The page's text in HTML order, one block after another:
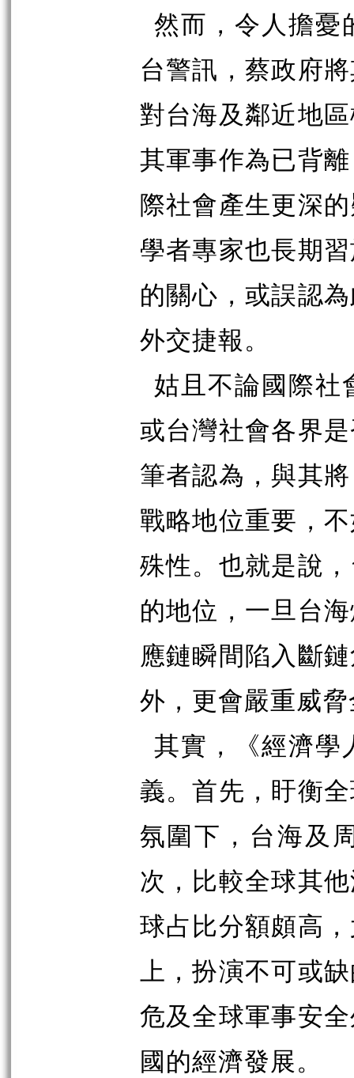
然而，令人擔憂
台警訊，蔡政府
對台海及鄰近地
其軍事作為已背
際社會產生更深
學者專家也長期
的關心，或誤認
外交捷報。
姑且不論國際社
或台灣社會各界
筆者認為，與其
戰略地位重要，
殊性。也就是說
的地位，一旦台
應鏈瞬間陷入斷
外，更會嚴重威
其實，《經濟學
義。首先，盱衡
氛圍下，台海及
次，比較全球其
球占比分額頗高
上，扮演不可或
危及全球軍事安
國的經濟發展。